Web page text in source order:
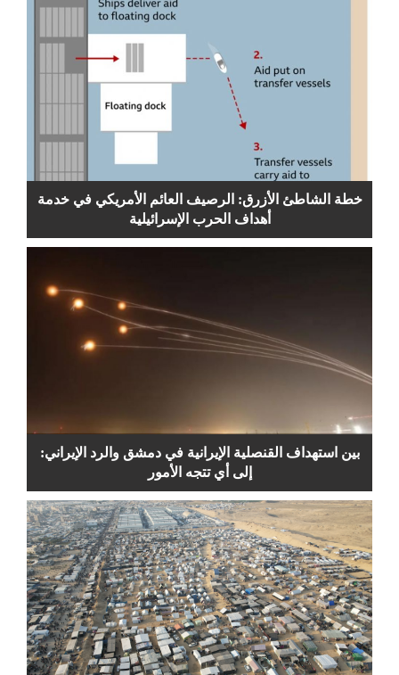
خطة الشاطئ الأزرق: الرصيف العائم الأمريكي في خدمة
أهداف الحرب الإسرائيلية
بين استهداف القنصلية الإيرانية في دمشق والرد الإيراني:
إلى أي تتجه الأمور